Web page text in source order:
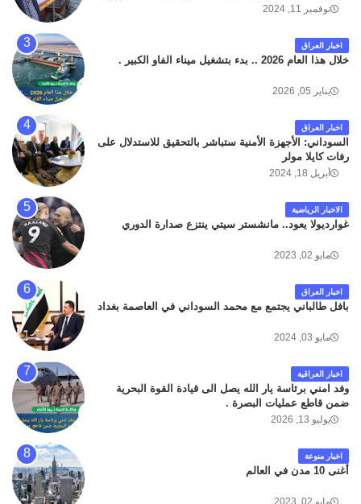
داخل مطار البصرة الدولي اليوم الاثنين على الطريق
كان سبب الحادث يعود لتصادم عجلته مع عجلة نوع كيا بنكو
تابعة لشركة الهلال الماسكة لإعمار مطار البصرة الدولي .
سائلين الله عز وجل ان يتغمد الفقيد بواسع رحمته ، و انا
نوفمبر 11, 2024
اخبار العراق
خلال هذا العام 2026 .. بدء بتشغيل ميناء الفاو الكبير .
يناير 05, 2026
اخبار العراق
السوداني: الأجهزة الأمنية ستباشر بالتحقيق للاستدلال على
رفات كايلا مولر
أبريل 18, 2024
الاخبار الرياضية
غوارديولا يعود.. مانشستر سيتي ينتزع صدارة الدوري
مايو 02, 2023
اخبار العراق
بافل طالباني يجتمع مع محمد السوداني في العاصمة بغداد
مايو 03, 2024
اخبار العراقية
وفد امني برئاسة يار الله يصل الى قيادة القوة البحرية
ضمن قاطع عمليات البصرة .
يوليو 13, 2026
اخبار منوعة
أغنى 10 مدن في العالم
مايو 02, 2023